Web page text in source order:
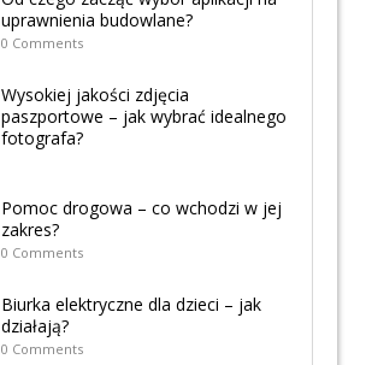
uprawnienia budowlane?
0 Comments
Wysokiej jakości zdjęcia
paszportowe – jak wybrać idealnego
fotografa?
Pomoc drogowa – co wchodzi w jej
zakres?
0 Comments
Biurka elektryczne dla dzieci – jak
działają?
0 Comments